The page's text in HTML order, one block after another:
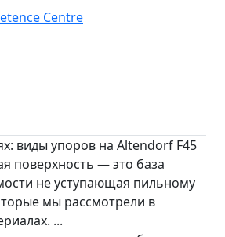
виды упоров на Altendorf F45
поверхность — это база
не уступающая пильному
мы рассмотрели в
...